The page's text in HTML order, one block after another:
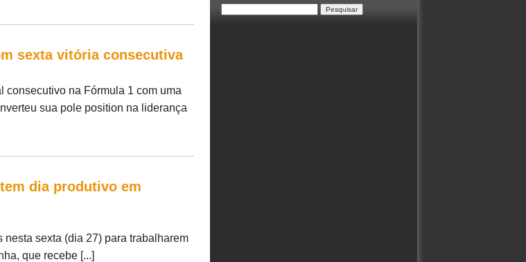
sexta vitória consecutiva
consecutivo na Fórmula 1 com uma
sua pole position na liderança
dia produtivo em
sexta (dia 27) para trabalharem
que recebe [...]
Pesquisar
por: